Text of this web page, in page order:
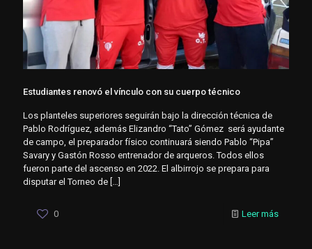
Estudiantes renovó el vínculo con su cuerpo técnico
Los planteles superiores seguirán bajo la dirección técnica de
Pablo Rodríguez, además Elizandro “Tato” Gómez será ayudante
de campo, el preparador físico continuará siendo Pablo “Pipa”
Savary y Gastón Rosso entrenador de arqueros. Todos ellos
fueron parte del ascenso en 2022. El albirrojo se prepara para
disputar el Torneo de […]
0 Leer más